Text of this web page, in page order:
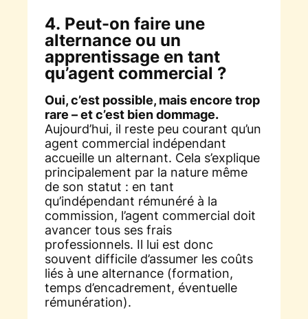
4. Peut-on faire une
alternance ou un
apprentissage en tant
qu’agent commercial ?
Oui, c’est possible, mais encore trop
rare – et c’est bien dommage.
Aujourd’hui, il reste peu courant qu’un
agent commercial indépendant
accueille un alternant. Cela s’explique
principalement par la nature même
de son statut : en tant
qu’indépendant rémunéré à la
commission, l’agent commercial doit
avancer tous ses frais
professionnels. Il lui est donc
souvent difficile d’assumer les coûts
liés à une alternance (formation,
temps d’encadrement, éventuelle
rémunération).